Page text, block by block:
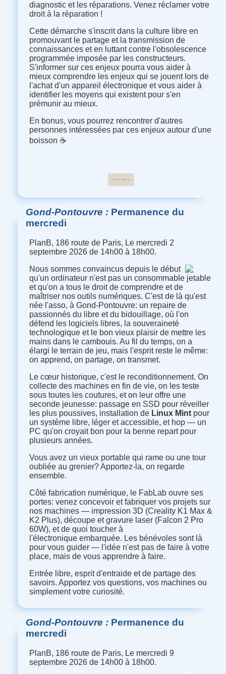
diagnostic et les réparations. Venez réclamer votre
droit à la réparation !
Cette démarche s'inscrit dans la culture libre en
promouvant le partage et la transmission de
connaissances et en luttant contre l'obsolescence
programmée imposée par les constructeurs.
S'informer sur ces enjeux pourra vous aider à
mieux comprendre les enjeux qui se jouent lors de
l'achat d'un appareil électronique et vous aider à
identifier les moyens qui existent pour s'en
prémunir au mieux.
En bonus, vous pourrez rencontrer d'autres
personnes intéressées par ces enjeux autour d'une
boisson ☕
Gond-Pontouvre Permanence du
mercredi
PlanB, 186 route de Paris, Le mercredi 2
septembre 2026 de 14h00 à 18h00.
Nous sommes convaincus depuis le début
qu'un ordinateur n'est pas un consommable jetable
et qu'on a tous le droit de comprendre et de
maîtriser nos outils numériques. C'est de là qu'est
née l'asso, à Gond-Pontouvre: un repaire de
passionnés du libre et du bidouillage, où l'on
défend les logiciels libres, la souveraineté
technologique et le bon vieux plaisir de mettre les
mains dans le cambouis. Au fil du temps, on a
élargi le terrain de jeu, mais l'esprit reste le même:
on apprend, on partage, on transmet.
Le cœur historique, c'est le reconditionnement. On
collecte des machines en fin de vie, on les teste
sous toutes les coutures, et on leur offre une
seconde jeunesse: passage en SSD pour réveiller
les plus poussives, installation de Linux Mintpour
un système libre, léger et accessible, et hop — un
PC qu'on croyait bon pour la benne repart pour
plusieurs années.
Vous avez un vieux portable qui rame ou une tour
oubliée au grenier? Apportez-la, on regarde
ensemble.
Côté fabrication numérique, le FabLab ouvre ses
portes: venez concevoir et fabriquer vos projets sur
nos machines — impression 3D (Creality K1 Max &
K2 Plus), découpe et gravure laser (Falcon 2 Pro
60W), et de quoi toucher à
l'électronique embarquée. Les bénévoles sont là
pour vous guider — l'idée n'est pas de faire à votre
place, mais de vous apprendre à faire.
Entrée libre, esprit d'entraide et de partage des
savoirs. Apportez vos questions, vos machines ou
simplement votre curiosité.
Gond-Pontouvre Permanence du
mercredi
PlanB, 186 route de Paris, Le mercredi 9
septembre 2026 de 14h00 à 18h00.